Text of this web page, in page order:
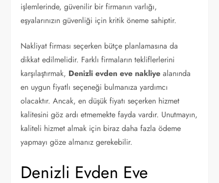
işlemlerinde, güvenilir bir firmanın varlığı,
eşyalarınızın güvenliği için kritik öneme sahiptir.
Nakliyat firması seçerken bütçe planlamasına da
dikkat edilmelidir. Farklı firmaların tekliflerlerini
karşılaştırmak, Denizli evden eve nakliye alanında
en uygun fiyatlı seçeneği bulmanıza yardımcı
olacaktır. Ancak, en düşük fiyatı seçerken hizmet
kalitesini göz ardı etmemekte fayda vardır. Unutmayın,
kaliteli hizmet almak için biraz daha fazla ödeme
yapmayı göze almanız gerekebilir.
Denizli Evden Eve